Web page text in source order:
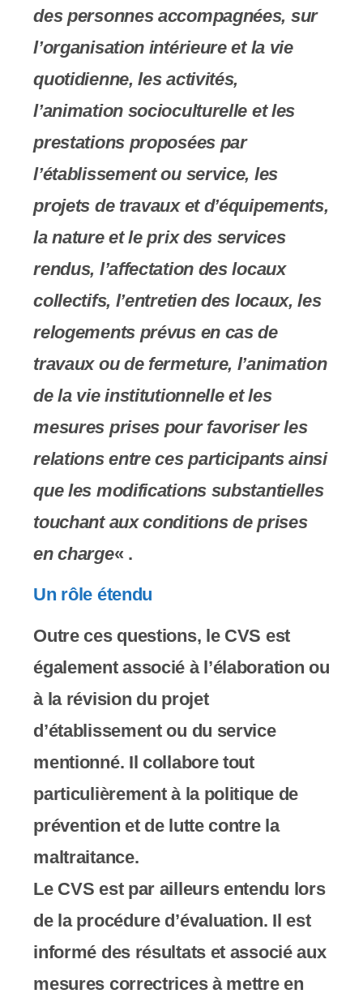
des personnes accompagnées, sur
l’organisation intérieure et la vie
quotidienne, les activités,
l’animation socioculturelle et les
prestations proposées par
l’établissement ou service, les
projets de travaux et d’équipements,
la nature et le prix des services
rendus, l’affectation des locaux
collectifs, l’entretien des locaux, les
relogements prévus en cas de
travaux ou de fermeture, l’animation
de la vie institutionnelle et les
mesures prises pour favoriser les
relations entre ces participants ainsi
que les modifications substantielles
touchant aux conditions de prises
en charge« .
Un rôle étendu
Outre ces questions, le CVS est
également associé à l’élaboration ou
à la révision du projet
d’établissement ou du service
mentionné. Il collabore tout
particulièrement à la politique de
prévention et de lutte contre la
maltraitance.
Le CVS est par ailleurs entendu lors
de la procédure d’évaluation. Il est
informé des résultats et associé aux
mesures correctrices à mettre en